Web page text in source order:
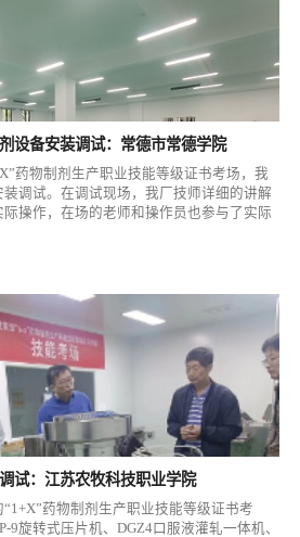
设备安装调试：常德市常德学院
药物制剂生产职业技能等级证书考场，我
调试。在调试现场，我厂技师详细的讲解
际操作，在场的老师和操作员也参与了实际
试：江苏农牧科技职业学院
药物制剂生产职业技能等级证书考
9旋转式压片机、DGZ4口服液灌轧一体机、